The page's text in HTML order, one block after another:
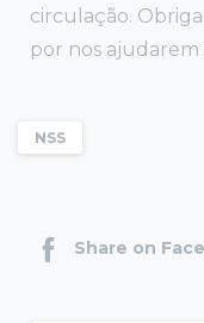
circulação.
por nos ajudarem
NSS
Share on